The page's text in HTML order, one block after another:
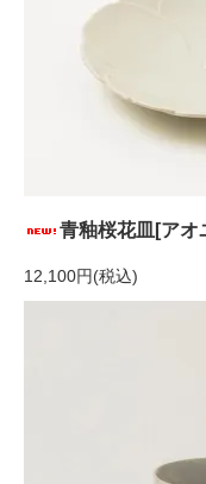
青釉桜花皿[アオ
12,100円(税込)